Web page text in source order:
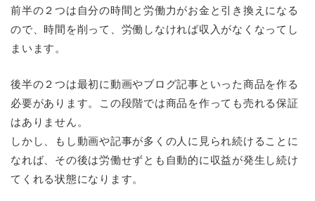
前半の２つは自分の時間と労働力がお金と引き換えになる
ので、時間を削って、労働しなければ収入がなくなってし
まいます。
後半の２つは最初に動画やブログ記事といった商品を作る
必要があります。この段階では商品を作っても売れる保証
はありません。
しかし、もし動画や記事が多くの人に見られ続けることに
なれば、その後は労働せずとも自動的に収益が発生し続け
てくれる状態になります。